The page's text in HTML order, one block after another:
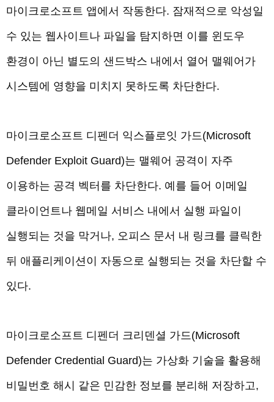
마이크로소프트 앱에서 작동한다. 잠재적으로 악성일
수 있는 웹사이트나 파일을 탐지하면 이를 윈도우
환경이 아닌 별도의 샌드박스 내에서 열어 맬웨어가
시스템에 영향을 미치지 못하도록 차단한다.
마이크로소프트 디펜더 익스플로잇 가드(Microsoft
Defender Exploit Guard)는 맬웨어 공격이 자주
이용하는 공격 벡터를 차단한다. 예를 들어 이메일
클라이언트나 웹메일 서비스 내에서 실행 파일이
실행되는 것을 막거나, 오피스 문서 내 링크를 클릭한
뒤 애플리케이션이 자동으로 실행되는 것을 차단할 수
있다.
마이크로소프트 디펜더 크리덴셜 가드(Microsoft
Defender Credential Guard)는 가상화 기술을 활용해
비밀번호 해시 같은 민감한 정보를 분리해 저장하고,